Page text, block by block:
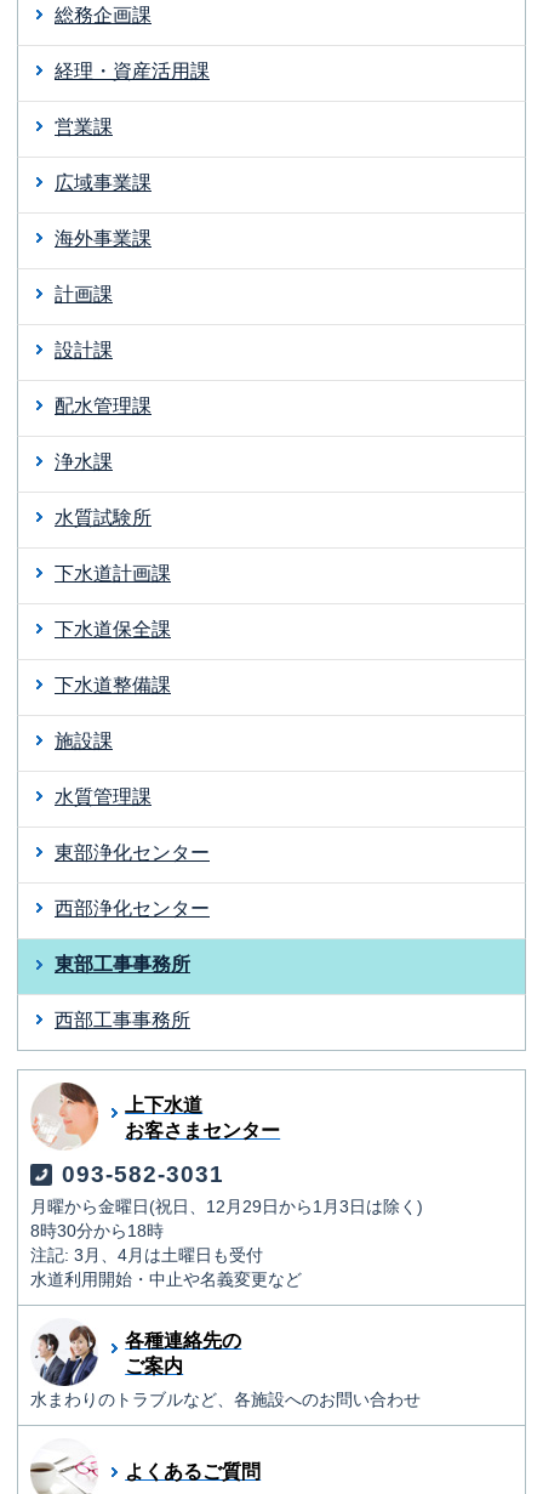
総務企画課
経理・資産活用課
営業課
広域事業課
海外事業課
計画課
設計課
配水管理課
浄水課
水質試験所
下水道計画課
下水道保全課
下水道整備課
施設課
水質管理課
東部浄化センター
西部浄化センター
東部工事事務所
西部工事事務所
上下水道
お客さまセンター
093-582-3031
月曜から金曜日(祝日、12月29日から1月3日は除く)
8時30分から18時
注記: 3月、4月は土曜日も受付
水道利用開始・中止や名義変更など
各種連絡先の
ご案内
水まわりのトラブルなど、各施設へのお問い合わせ
よくあるご質問